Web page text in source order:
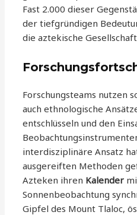
Fast 2.000 dieser
der tiefgründigen
die aztekische
Forschungsteams nutzen
auch ethnologische
entschlüsseln und den
interdisziplinäre Ansatz
ausgereiften Methoden
Azteken ihren Kalender
Sonnenbeobachtung
Gipfel des Mount Tlaloc,